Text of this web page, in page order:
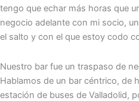
tengo que echar más horas que
negocio adelante con mi socio,
el salto y con el que estoy codo
Nuestro bar fue un traspaso de
Hablamos de un bar céntrico, de
estación de buses de Valladolid,